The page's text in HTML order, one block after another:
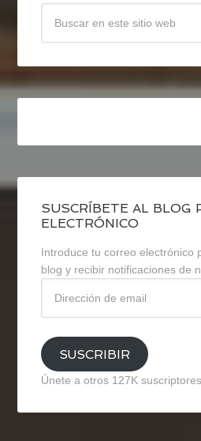
SUSCRÍBETE AL BLOG
ELECTRÓNICO
Introduce tu correo electrónico
blog y recibir notificaciones de
email
SUSCRIBIR
Únete a otros 127K suscriptores